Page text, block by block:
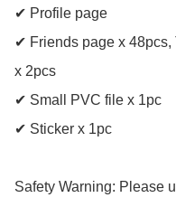
✔ Profile page
✔ Friends page x 48pcs,
x 2pcs
✔ Small PVC file x 1pc
✔ Sticker x 1pc
Safety Warning: Please